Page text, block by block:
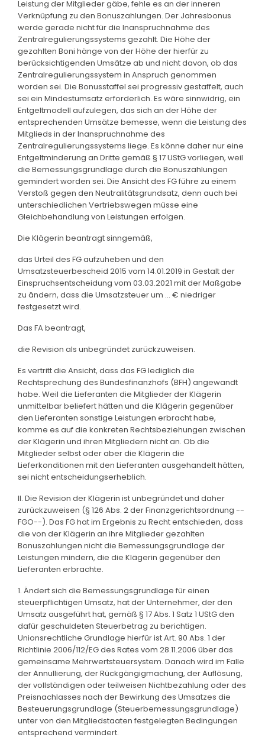
Leistung der Mitglieder gäbe, fehle es an der inneren
Verknüpfung zu den Bonuszahlungen. Der Jahresbonus
werde gerade nicht für die Inanspruchnahme des
Zentralregulierungssystems gezahlt. Die Höhe der
gezahlten Boni hänge von der Höhe der hierfür zu
berücksichtigenden Umsätze ab und nicht davon, ob das
Zentralregulierungssystem in Anspruch genommen
worden sei. Die Bonusstaffel sei progressiv gestaffelt, auch
sei ein Mindestumsatz erforderlich. Es wäre sinnwidrig, ein
Entgeltmodell aufzulegen, das sich an der Höhe der
entsprechenden Umsätze bemesse, wenn die Leistung des
Mitglieds in der Inanspruchnahme des
Zentralregulierungssystems liege. Es könne daher nur eine
Entgeltminderung an Dritte gemäß § 17 UStG vorliegen, weil
die Bemessungsgrundlage durch die Bonuszahlungen
gemindert worden sei. Die Ansicht des FG führe zu einem
Verstoß gegen den Neutralitätsgrundsatz, denn auch bei
unterschiedlichen Vertriebswegen müsse eine
Gleichbehandlung von Leistungen erfolgen.
Die Klägerin beantragt sinngemäß,
das Urteil des FG aufzuheben und den
Umsatzsteuerbescheid 2015 vom 14.01.2019 in Gestalt der
Einspruchsentscheidung vom 03.03.2021 mit der Maßgabe
zu ändern, dass die Umsatzsteuer um ... € niedriger
festgesetzt wird.
Das FA beantragt,
die Revision als unbegründet zurückzuweisen.
Es vertritt die Ansicht, dass das FG lediglich die
Rechtsprechung des Bundesfinanzhofs (BFH) angewandt
habe. Weil die Lieferanten die Mitglieder der Klägerin
unmittelbar beliefert hätten und die Klägerin gegenüber
den Lieferanten sonstige Leistungen erbracht habe,
komme es auf die konkreten Rechtsbeziehungen zwischen
der Klägerin und ihren Mitgliedern nicht an. Ob die
Mitglieder selbst oder aber die Klägerin die
Lieferkonditionen mit den Lieferanten ausgehandelt hätten,
sei nicht entscheidungserheblich.
II. Die Revision der Klägerin ist unbegründet und daher
zurückzuweisen (§ 126 Abs. 2 der Finanzgerichtsordnung --
FGO--). Das FG hat im Ergebnis zu Recht entschieden, dass
die von der Klägerin an ihre Mitglieder gezahlten
Bonuszahlungen nicht die Bemessungsgrundlage der
Leistungen mindern, die die Klägerin gegenüber den
Lieferanten erbrachte.
1. Ändert sich die Bemessungsgrundlage für einen
steuerpflichtigen Umsatz, hat der Unternehmer, der den
Umsatz ausgeführt hat, gemäß § 17 Abs. 1 Satz 1 UStG den
dafür geschuldeten Steuerbetrag zu berichtigen.
Unionsrechtliche Grundlage hierfür ist Art. 90 Abs. 1 der
Richtlinie 2006/112/EG des Rates vom 28.11.2006 über das
gemeinsame Mehrwertsteuersystem. Danach wird im Falle
der Annullierung, der Rückgängigmachung, der Auflösung,
der vollständigen oder teilweisen Nichtbezahlung oder des
Preisnachlasses nach der Bewirkung des Umsatzes die
Besteuerungsgrundlage (Steuerbemessungsgrundlage)
unter von den Mitgliedstaaten festgelegten Bedingungen
entsprechend vermindert.